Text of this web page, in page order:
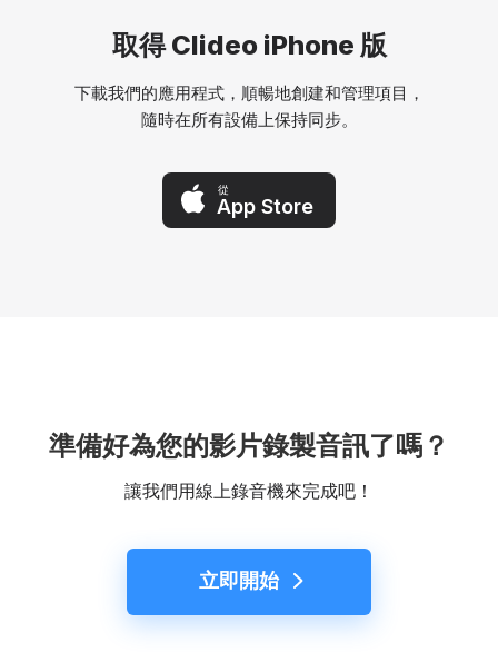
取得 Clideo iPhone 版
下載我們的應用程式，順暢地創建和管理項目，
隨時在所有設備上保持同步。
從
App Store
準備好為您的影片錄製音訊了嗎？
讓我們用線上錄音機來完成吧！
立即開始